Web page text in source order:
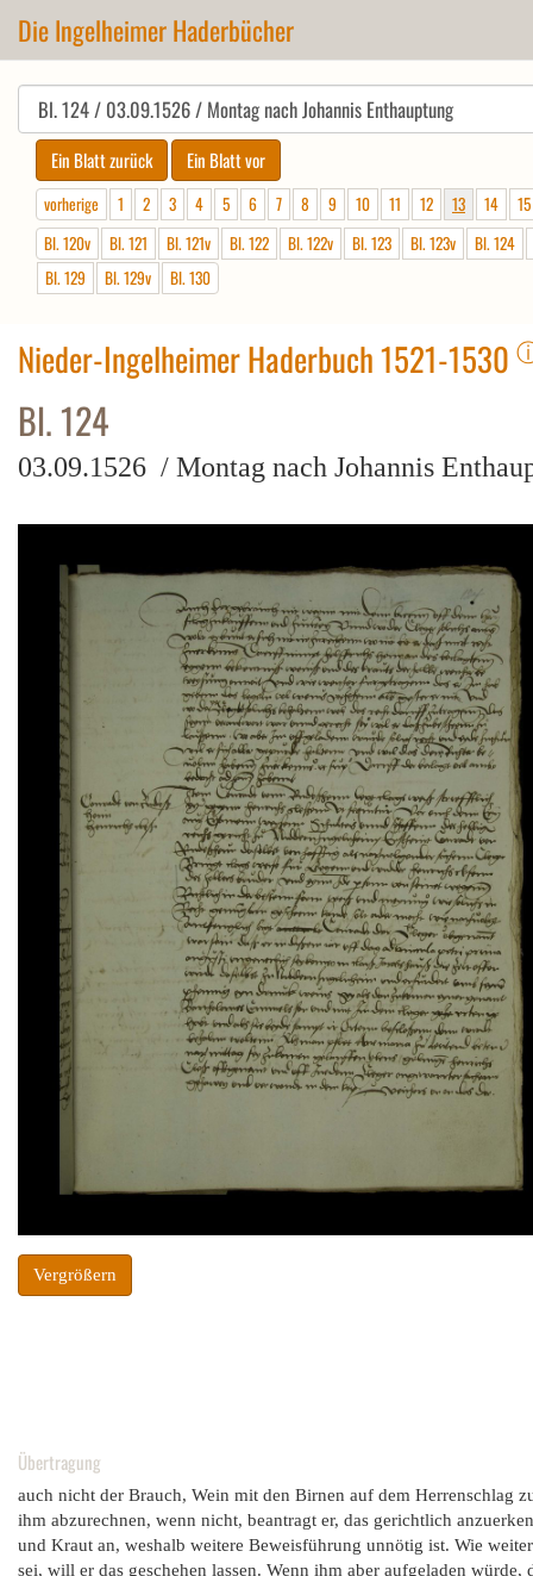
Die Ingelheimer Haderbücher
vorherige 1 2 3 4 5 6 7 8 9 10 11 12 13 14
15
Bl. 120v
Bl. 121 Bl. 121v Bl. 122 Bl. 122v Bl. 123 Bl. 123v
Bl. 124
Bl. 129
Bl. 129v Bl. 130
Nieder-Ingelheimer Haderbuch 1521-1530
Bl. 124
03.09.1526 / Montag nach Johannis
Vergrößern
Übertragung
auch nicht der Brauch, Wein mit den Birnen auf dem Herrenschlag
ihm abzurechnen, wenn nicht, beantragt er, das gerichtlich
und Kraut an, weshalb weitere Beweisführung unnötig ist. Wie
sei, will er das geschehen lassen. Wenn ihm aber aufgeladen